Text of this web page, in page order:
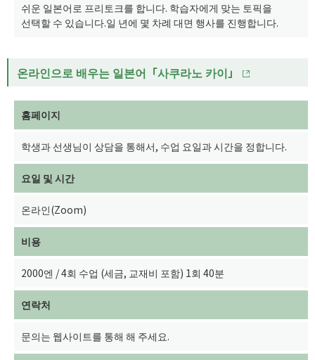
쉬운 일본어로 프리토크를 합니다. 학습자에게 맞는 토픽을
선택할 수 있습니다.일 년에 몇 차례 대면 행사를 진행합니다.
온라인으로 배우는 일본어「사쿠라노 카이」
홈페이지
학생과 선생님이 상담을 통해서, 수업 요일과 시간을 정합니다.
요일 및 시간
온라인(Zoom)
비용
2000엔 / 4회 수업 (세금, 교재비 포함) 1회 40분
연락처
문의는 웹사이트를 통해 해 주세요.